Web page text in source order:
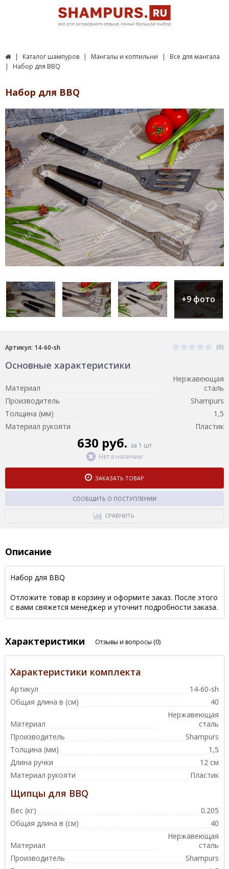
Каталог шампуров Мангалы и коптильни
Все для мангала
Набор для BBQ
Набор для BBQ
+9 фото
Артикул: 14-60-sh (0)
Основные характеристики
Материал
Нержавеющая
сталь
Производитель
Shampurs
Толщина (мм)
1,5
Материал рукояти
Пластик
630 руб. за 1 шт
Нет в наличии
ЗАКАЗАТЬ ТОВАР
СООБЩИТЬ О ПОСТУПЛЕНИИ
СРАВНИТЬ
Описание
Набор для BBQ
Отложите товар в корзину и оформите заказ. После этого
с вами свяжется менеджер и уточнит подробности заказа.
Характеристики Отзывы и вопросы (0)
Характеристики комплекта
Артикул
14-60-sh
Общая длина в (см)
40
Материал
Нержавеющая
сталь
Производитель
Shampurs
Толщина (мм)
1,5
Длина ручки
12 см
Материал рукояти
Пластик
Щипцы для BBQ
Вес (кг)
0.205
Общая длина в (см)
40
Материал
Нержавеющая
сталь
Производитель
Shampurs